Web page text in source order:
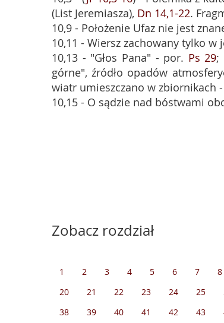
(List Jeremiasza), Dn 14,1-22.
10,9 - Położenie Ufaz nie jest
10,11 - Wiersz zachowany tylko
10,13 - "Głos Pana" - por. Ps 29;
górne", źródło opadów
wiatr umieszczano w zbiornikach
10,15 - O sądzie nad bóstwami
Zobacz rozdział
1 2 3 4 5 6 7 8
20
21 22 23 24 25
38
39 40 41 42 43